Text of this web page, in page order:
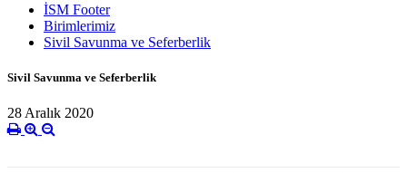
İSM Footer
Birimlerimiz
Sivil Savunma ve Seferberlik
Sivil Savunma ve Seferberlik
28 Aralık 2020